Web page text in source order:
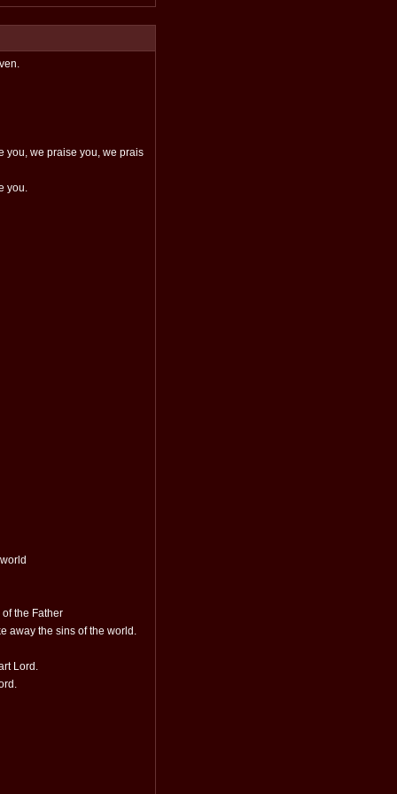
you, we praise you, we prais
you.
the Father
away the sins of the world.
Lord.